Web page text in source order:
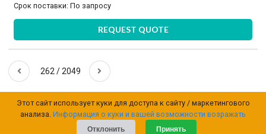
Срок поставки:По запросу
REQUEST QUOTE
262 / 2049
Этот сайт использует куки для доступа к сайту / маркетингового
анализа. Информация о куки и вашей возможности возражать
Отклонить
Принять